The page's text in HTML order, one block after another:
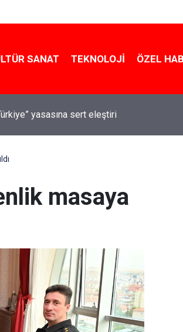
SANAT TEKNOLOJI ÖZEL
yasasına sert eleştiri
masaya